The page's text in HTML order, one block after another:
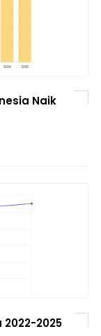
Naik
2025